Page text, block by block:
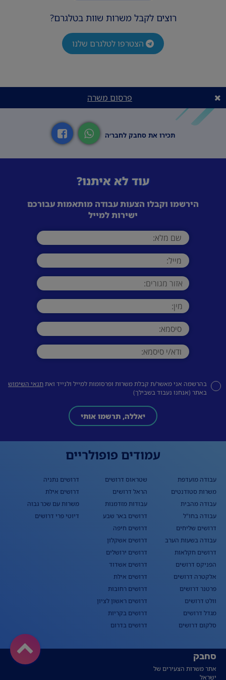
רוצים לקבל משרות שוות בטלגרם?
הצטרפו לטלגרם שלנו
פרסום משרה
תכירו את סחבק לחבר׳ה
עוד לא איתנו?
הירשמו וקבלו הצעות עבודה מותאמות עבורכם
ישירות למייל
בהרשמה אני מאשר/ת קבלת משרות ופרסומות למייל ולנייד ואתתנאי השימוש
באתר (אנחנו נעבוד בשבילך)
יאללה, תרשמו אותי
עמודים פופולריים
עבודה מועדפת
משרות סטודנטים
עבודה מהבית
עבודה בחו"ל
דרושים שליחים
עבודה בשעות הערב
דרושים חקלאות
הפניקס דרושים
אלקטרה דרושים
פרטנר דרושים
וולט דרושים
מגדל דרושים
סלקום דרושים
שטראוס דרושים
הראל דרושים
עבודות מזדמנות
דרושים באר שבע
דרושים חיפה
דרושים אשקלון
דרושים ירושלים
דרושים אשדוד
דרושים אילת
דרושים רחובות
דרושים ראשון לציון
דרושים בקריות
דרושים בדרום
דרושים נתניה
דרושים אילת
משרות עם שכר גבוה
דיוטי פרי דרושים
סחבק
אתר משרות הצעירים של
ישראל